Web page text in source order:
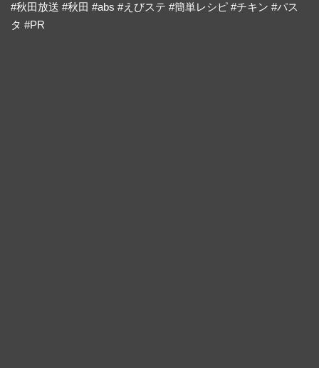
#秋田放送 #秋田 #abs #えびステ #簡単レシピ #チキン #パス
タ #PR